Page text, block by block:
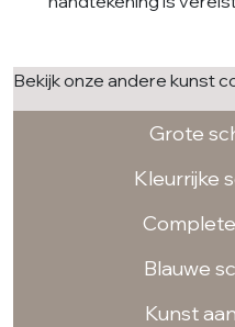
Bekijk onze andere kunst
Grote
Kleurrijke
Blauwe
Kunst